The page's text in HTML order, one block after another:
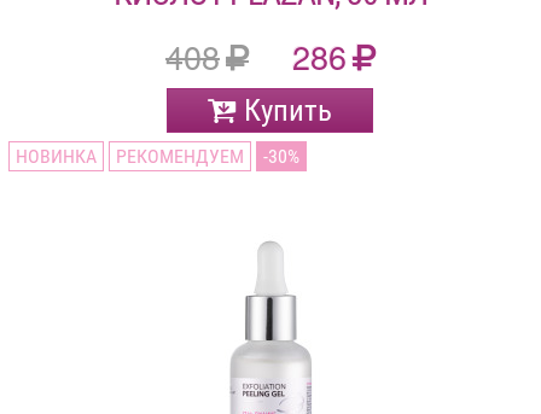
408 286
Купить
НОВИНКА РЕКОМЕНДУЕМ 30